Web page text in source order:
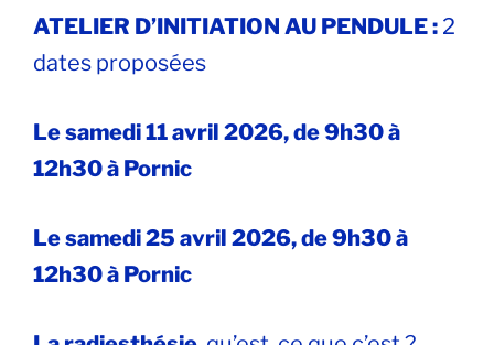
ATELIER D’INITIATION AU PENDULE : 2
dates proposées
Le samedi 11 avril 2026, de 9h30 à
12h30 à Pornic
Le samedi 25 avril 2026, de 9h30 à
12h30 à Pornic